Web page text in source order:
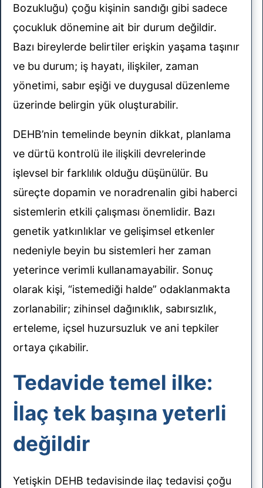
ve
Bozukluğu) çoğu kişinin sandığı gibi sadece
çocukluk dönemine ait bir durum değildir.
Bazı bireylerde belirtiler erişkin yaşama taşınır
ve bu durum; iş hayatı, ilişkiler, zaman
yönetimi, sabır eşiği ve duygusal düzenleme
üzerinde belirgin yük oluşturabilir.
DEHB’nin temelinde beynin dikkat, planlama
ve dürtü kontrolü ile ilişkili devrelerinde
işlevsel bir farklılık olduğu düşünülür. Bu
süreçte dopamin ve noradrenalin gibi haberci
sistemlerin etkili çalışması önemlidir. Bazı
genetik yatkınlıklar ve gelişimsel etkenler
nedeniyle beyin bu sistemleri her zaman
yeterince verimli kullanamayabilir. Sonuç
olarak kişi, “istemediği halde” odaklanmakta
zorlanabilir; zihinsel dağınıklık, sabırsızlık,
erteleme, içsel huzursuzluk ve ani tepkiler
ortaya çıkabilir.
Tedavide temel ilke:
İlaç tek başına yeterli
değildir
Yetişkin DEHB tedavisinde ilaç tedavisi çoğu